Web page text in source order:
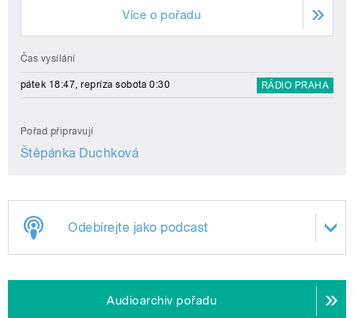
Více o pořadu
Čas vysílání
pátek 18:47, repríza sobota 0:30 RÁDIO PRAHA
Pořad připravují
Štěpánka Duchková
Odebírejte jako podcast
Audioarchiv pořadu